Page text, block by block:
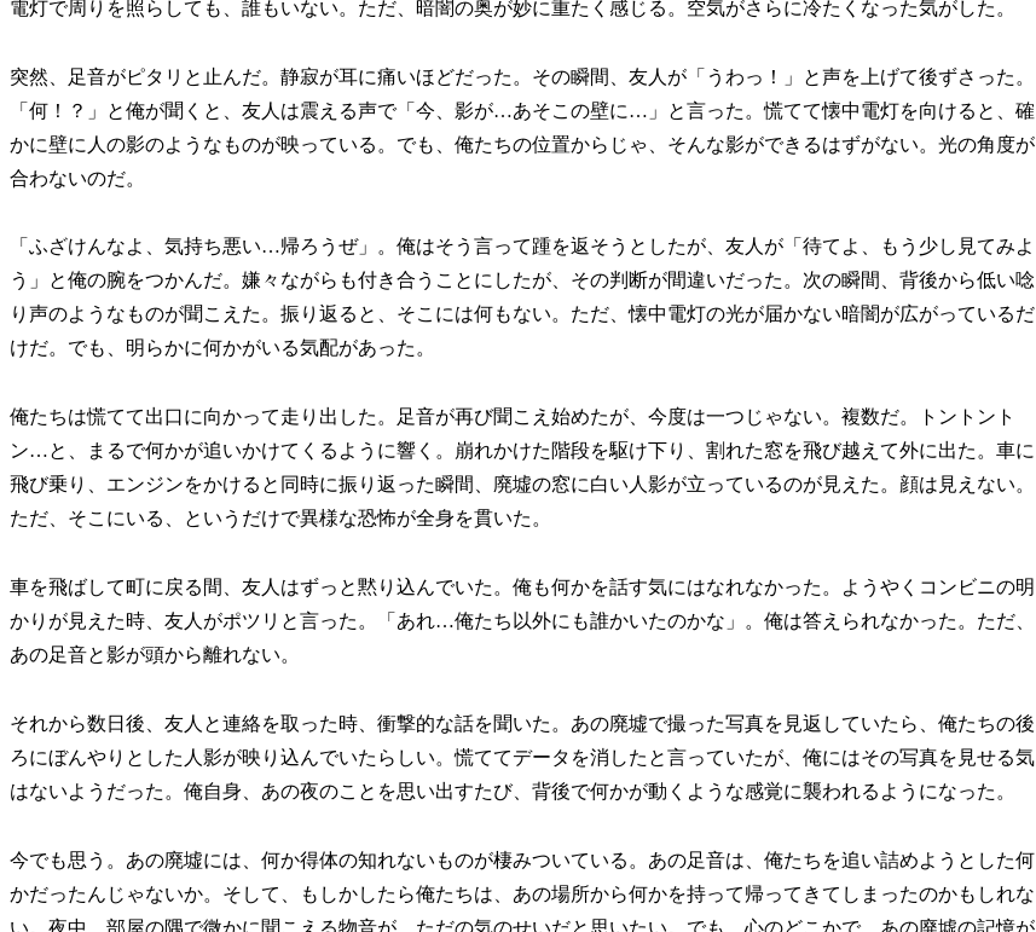
電灯で周りを照らしても、誰もいない。ただ、暗闇の奥が妙に重たく感じる。空気がさらに冷たくなった気がした。
突然、足音がピタリと止んだ。静寂が耳に痛いほどだった。その瞬間、友人が「うわっ！」と声を上げて後ずさった。
「何！？」と俺が聞くと、友人は震える声で「今、影が…あそこの壁に…」と言った。慌てて懐中電灯を向けると、確
かに壁に人の影のようなものが映っている。でも、俺たちの位置からじゃ、そんな影ができるはずがない。光の角度が
合わないのだ。
「ふざけんなよ、気持ち悪い…帰ろうぜ」。俺はそう言って踵を返そうとしたが、友人が「待てよ、もう少し見てみよ
う」と俺の腕をつかんだ。嫌々ながらも付き合うことにしたが、その判断が間違いだった。次の瞬間、背後から低い唸
り声のようなものが聞こえた。振り返ると、そこには何もない。ただ、懐中電灯の光が届かない暗闇が広がっているだ
けだ。でも、明らかに何かがいる気配があった。
俺たちは慌てて出口に向かって走り出した。足音が再び聞こえ始めたが、今度は一つじゃない。複数だ。トントント
ン…と、まるで何かが追いかけてくるように響く。崩れかけた階段を駆け下り、割れた窓を飛び越えて外に出た。車に
飛び乗り、エンジンをかけると同時に振り返った瞬間、廃墟の窓に白い人影が立っているのが見えた。顔は見えない。
ただ、そこにいる、というだけで異様な恐怖が全身を貫いた。
車を飛ばして町に戻る間、友人はずっと黙り込んでいた。俺も何かを話す気にはなれなかった。ようやくコンビニの明
かりが見えた時、友人がポツリと言った。「あれ…俺たち以外にも誰かいたのかな」。俺は答えられなかった。ただ、
あの足音と影が頭から離れない。
それから数日後、友人と連絡を取った時、衝撃的な話を聞いた。あの廃墟で撮った写真を見返していたら、俺たちの後
ろにぼんやりとした人影が映り込んでいたらしい。慌ててデータを消したと言っていたが、俺にはその写真を見せる気
はないようだった。俺自身、あの夜のことを思い出すたび、背後で何かが動くような感覚に襲われるようになった。
今でも思う。あの廃墟には、何か得体の知れないものが棲みついている。あの足音は、俺たちを追い詰めようとした何
かだったんじゃないか。そして、もしかしたら俺たちは、あの場所から何かを持って帰ってきてしまったのかもしれな
い。夜中、部屋の隅で微かに聞こえる物音が、ただの気のせいだと思いたい。でも、心のどこかで、あの廃墟の記憶が